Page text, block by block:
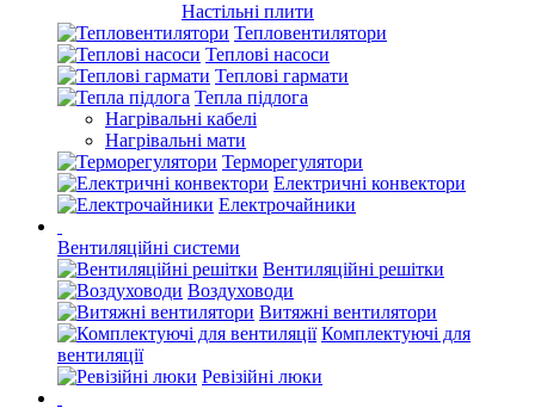
Настільні плити
Тепловентилятори
Теплові насоси
Теплові гармати
Тепла підлога
Нагрівальні кабелі
Нагрівальні мати
Терморегулятори
Електричні конвектори
Електрочайники
Вентиляційні системи
Вентиляційні решітки
Воздуховоди
Витяжні вентилятори
Комплектуючі для
вентиляції
Ревізійні люки